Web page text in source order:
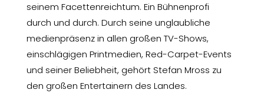
seinem Facettenreichtum. Ein Bühnenprofi
durch und durch. Durch seine unglaubliche
medienpräsenz in allen großen TV-Shows,
einschlägigen Printmedien, Red-Carpet-Events
und seiner Beliebheit, gehört Stefan Mross zu
den großen Entertainern des Landes.​